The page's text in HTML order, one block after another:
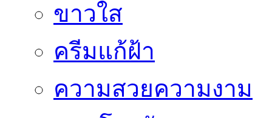
ขาวใส
ครีมแก้ฝ้า
ความสวยความงาม